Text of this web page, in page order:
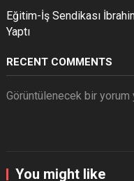
Eğitim-İş Sendikası
Yaptı
RECENT COMMENTS
Görüntülenecek bir yorum
You might like